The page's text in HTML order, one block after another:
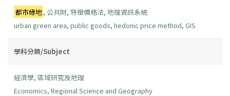
都市綠地,公共財,特徵價格法,地理資訊系統
urban green area, public goods, hedonic price method, GIS
學科分類/Subject
經濟學, 區域研究及地理
Economics, Regional Science and Geography